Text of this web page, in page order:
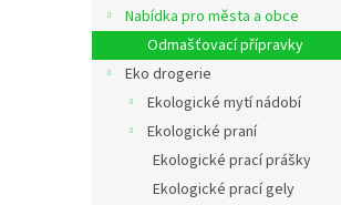
Nabídka pro města a obce
Odmašťovací přípravky
Eko drogerie
Ekologické mytí nádobí
Ekologické praní
Ekologické prací prášky
Ekologické prací gely